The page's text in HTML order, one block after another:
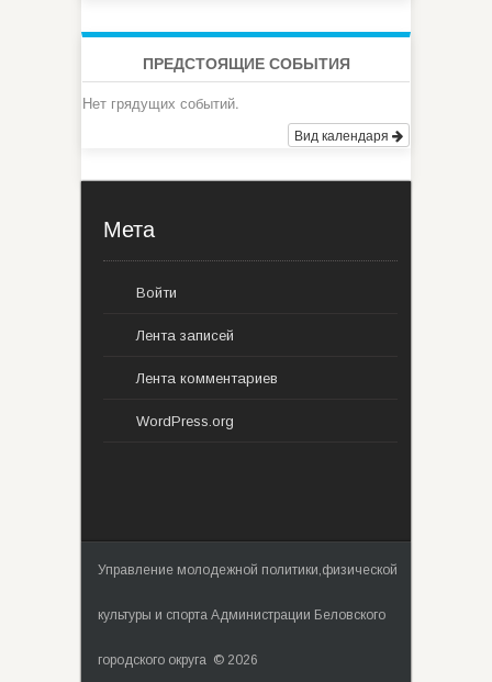
ПРЕДСТОЯЩИЕ СОБЫТИЯ
Нет грядущих событий.
Вид календаря
Мета
Войти
Лента записей
Лента комментариев
WordPress.org
Управление молодежной политики,физической
культуры и спорта Администрации Беловского
городского округа © 2026